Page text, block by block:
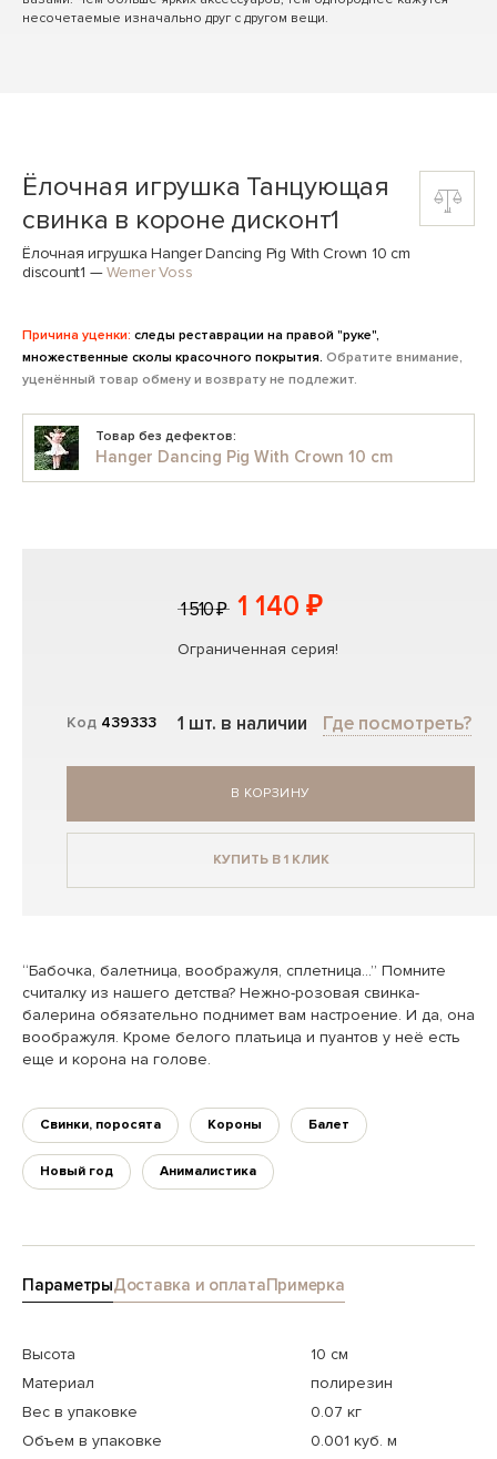
несочетаемые изначально друг с другом вещи.
Ёлочная игрушка Танцующая
свинка в короне дисконт1
Ёлочная игрушка Hanger Dancing Pig With Crown 10 cm
discount1 —Werner Voss
Причина уценки: следы реставрации на правой "руке",
множественные сколы красочного покрытия. Обратите внимание,
уценённый товар обмену и возврату не подлежит.
Товар без дефектов:
Hanger Dancing Pig With Crown 10 cm
Код 439333
1 510 ₽ 1 140 ₽
Ограниченная серия!
1 шт. в наличии Где посмотреть?
В КОРЗИНУ
КУПИТЬ В 1 КЛИК
“Бабочка, балетница, воображуля, сплетница…” Помните
считалку из нашего детства? Нежно-розовая свинка-
балерина обязательно поднимет вам настроение. И да, она
воображуля. Кроме белого платьица и пуантов у неё есть
еще и корона на голове.
Свинки, поросята Короны Балет
Новый год Анималистика
ПараметрыДоставка и оплатаПримерка
Высота
10 см
Материал
полирезин
Вес в упаковке
0.07 кг
Объем в упаковке
0.001 куб. м